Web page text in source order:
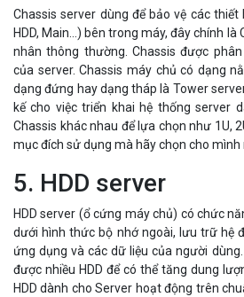
Chassis server dùng để bảo vệ các thiết
HDD, Main…) bên trong máy, đây chính
nhân thông thường. Chassis được
của server. Chassis máy chủ có dạng
dạng đứng hay dạng tháp là Tower
kế cho việc triển khai hệ thống server
Chassis khác nhau để lựa chọn như 1U,
mục đích sử dụng mà hãy chọn cho mình
5. HDD server
HDD server (ổ cứng máy chủ) có chức
dưới hình thức bộ nhớ ngoài, lưu trữ hệ
ứng dụng và các dữ liệu của người
được nhiều HDD để có thể tăng dung
HDD dành cho Server hoạt động trên